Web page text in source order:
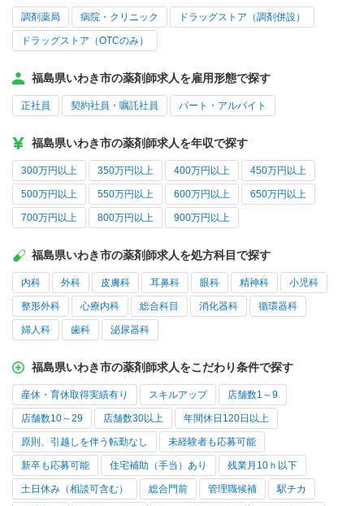
調剤薬局 病院・クリニック ドラッグストア（調剤併設）
ドラッグストア（OTCのみ）
福島県いわき市の薬剤師求人を雇用形態で探す
正社員 契約社員・嘱託社員 パート・アルバイト
福島県いわき市の薬剤師求人を年収で探す
300万円以上 350万円以上 400万円以上 450万円以上
500万円以上 550万円以上 600万円以上 650万円以上
700万円以上 800万円以上 900万円以上
福島県いわき市の薬剤師求人を処方科目で探す
内科 外科 皮膚科 耳鼻科 眼科 精神科 小児科
整形外科 心療内科 総合科目 消化器科 循環器科
婦人科 歯科 泌尿器科
福島県いわき市の薬剤師求人をこだわり条件で探す
産休・育休取得実績有り スキルアップ 店舗数1～9
店舗数10～29 店舗数30以上 年間休日120日以上
原則、引越しを伴う転勤なし 未経験者も応募可能
新卒も応募可能 住宅補助（手当）あり 残業月10ｈ以下
土日休み（相談可含む） 総合門前 管理職候補 駅チカ